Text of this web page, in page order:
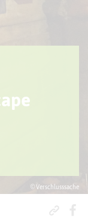
© Verschlusssache